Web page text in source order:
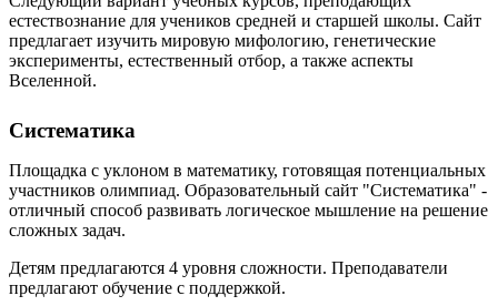
естествознание для учеников средней и старшей школы. Сайт
предлагает изучить мировую мифологию, генетические
эксперименты, естественный отбор, а также аспекты
Вселенной.
Систематика
Площадка с уклоном в математику, готовящая потенциальных
участников олимпиад. Образовательный сайт "Систематика" -
отличный способ развивать логическое мышление на решение
сложных задач.
Детям предлагаются 4 уровня сложности. Преподаватели
предлагают обучение с поддержкой.